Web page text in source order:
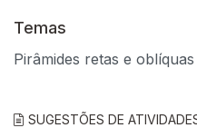
Temas
Pirâmides retas e
SUGESTÕES DE